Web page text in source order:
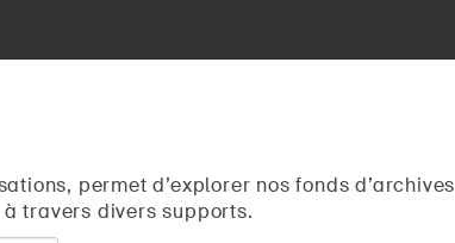
permet d’explorer nos fonds d’archives
travers divers supports.